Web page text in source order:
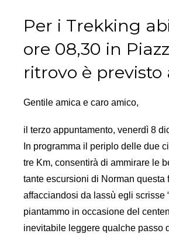
Per i Trekking
ore 08,30 in
ritrovo è
Gentile amica e caro amico,
il terzo appuntamento, venerdì 8
In programma il periplo delle due
tre Km, consentirà di ammirare le
tante escursioni di Norman
affacciandosi da lassù egli scrisse
piantammo in occasione del
inevitabile leggere qualche passo